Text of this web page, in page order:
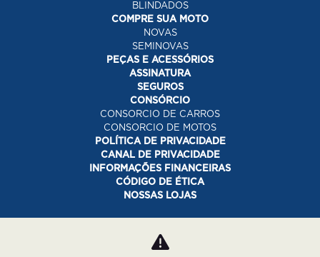
BLINDADOS
COMPRE SUA MOTO
NOVAS
SEMINOVAS
PEÇAS E ACESSÓRIOS
ASSINATURA
SEGUROS
CONSÓRCIO
CONSORCIO DE CARROS
CONSORCIO DE MOTOS
POLÍTICA DE PRIVACIDADE
CANAL DE PRIVACIDADE
INFORMAÇÕES FINANCEIRAS
CÓDIGO DE ÉTICA
NOSSAS LOJAS
Desacelere. Seu bem maior é a vida.